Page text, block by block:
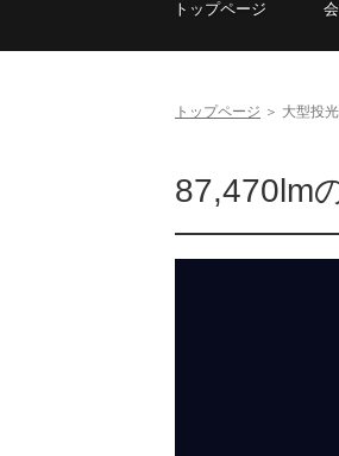
トップページ
トップページ ＞ 大型投
87,470lm